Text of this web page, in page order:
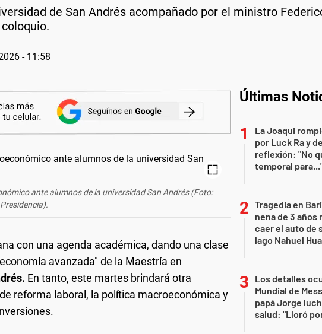
de San Andrés acompañado por el ministro
- 11:58
ante alumnos de la universidad San Andrés (Foto:
Presidencia).
con una agenda académica, dando una clase
avanzada" de la Maestría en
En tanto, este martes brindará otra
reforma laboral, la política macroeconómica y
Últimas
La Joaqui
por Luck Ra y
reflexión: "No
temporal
Tragedia en
nena de 3 años
caer el auto de
lago Nahuel
Los detalles
Mundial de
papá Jorge
salud: "Lloró